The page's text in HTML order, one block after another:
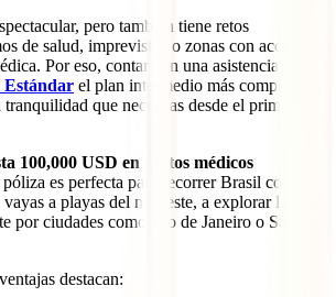
pero también tiene retos
de salud, imprevistos o zonas con acceso
Por eso, contar con una asistencia
el plan intermedio más completo de
tranquilidad que necesitas desde el primer día
100,000 USD en gastos médicos
póliza es perfecta para recorrer Brasil con
vayas a playas del nordeste, a explorar la selva
por ciudades como Río de Janeiro o São
destacan: